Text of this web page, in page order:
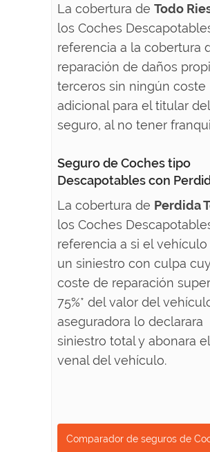
La cobertura de Todo
los Coches
referencia a la cobertura
reparación de daños
terceros sin ningún coste
adicional para el titular del
seguro, al no tener
Seguro de Coches tipo
Descapotables con
La cobertura de Perdida
los Coches
referencia a si el
un siniestro con culpa
coste de reparación
75%* del valor del
aseguradora lo declarara
siniestro total y abonara
venal del vehículo.
Comparador de seguros de